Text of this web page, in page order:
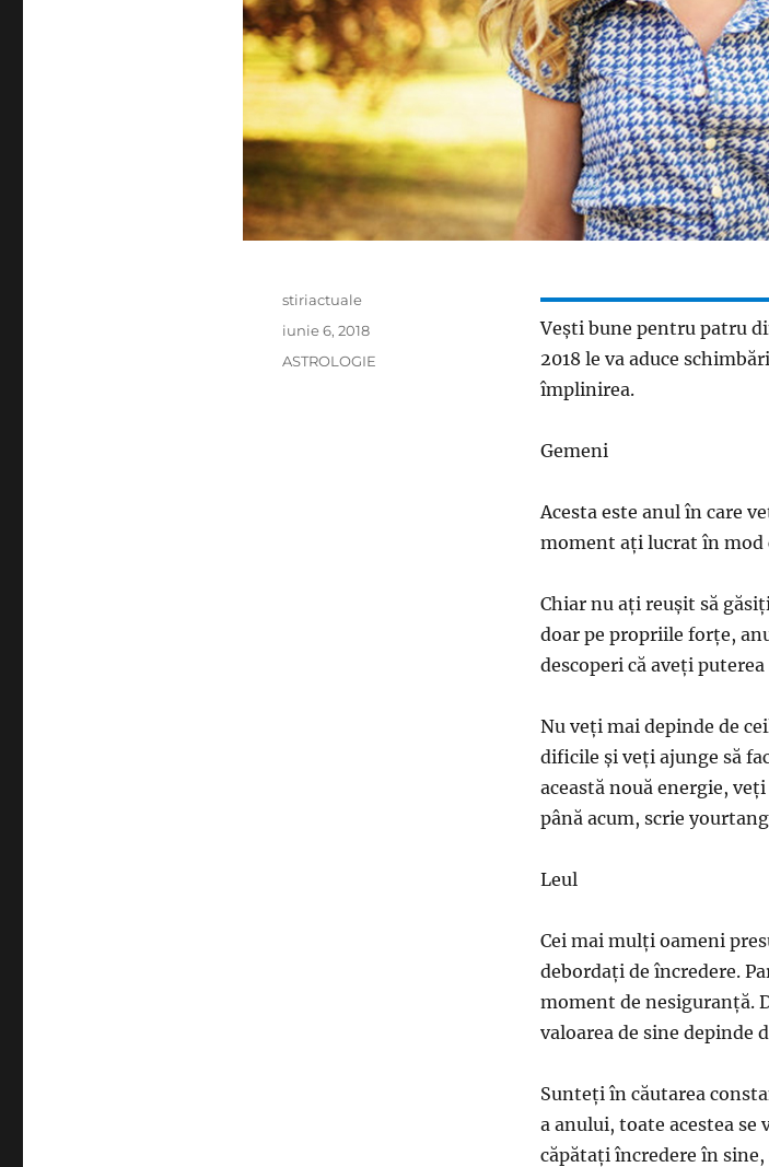
Veşti bune pentru patru
2018 le va aduce
împlinirea.
Gemeni
Acesta este anul în care
moment aţi lucrat în mod
Chiar nu aţi reuşit să
doar pe propriile forţe,
descoperi că aveţi
Nu veţi mai depinde de
dificile şi veţi ajunge să
această nouă energie,
până acum, scrie
Leul
Cei mai mulţi oameni
debordaţi de încredere.
moment de nesiguranţă.
valoarea de sine depinde
Sunteţi în căutarea
a anului, toate acestea
căpătaţi încredere în
Author
stiriactuale
Posted
iunie 6, 2018
Categories
ASTROLOGIE